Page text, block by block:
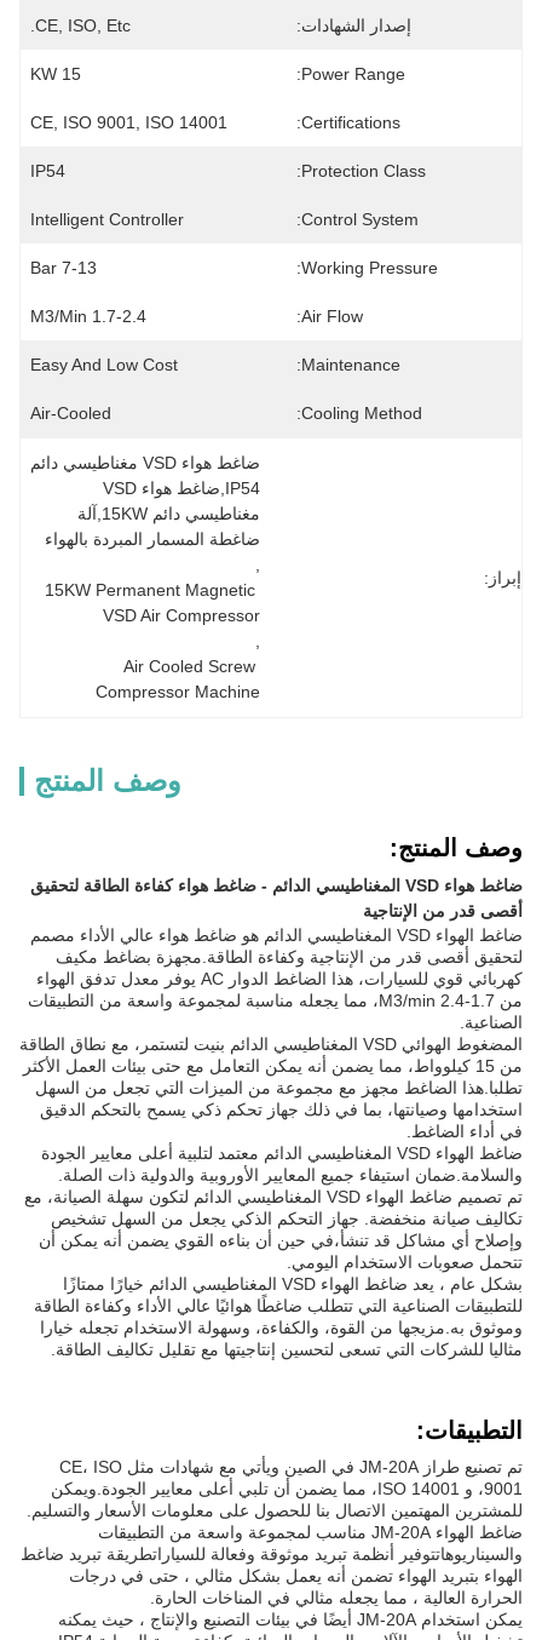
إصدار الشهادات: CE, ISO, Etc.
Power Range:
15 KW
Certifications:
CE, ISO 9001, ISO 14001
Protection Class:
IP54
Control System:
Intelligent Controller
Working Pressure:
7-13 Bar
Air Flow:
1.7-2.4 M3/min
Maintenance:
Easy And Low Cost
Cooling Method:
Air-Cooled
إبراز:
ضاغطة المسمار المبردة بالهواء
15KW Permanent Magnetic
VSD Air Compressor
Air Cooled Screw
Compressor Machine
وصف المنتج
وصف المنتج:
ضاغط هواء VSD المغناطيسي الدائم - ضاغط هواء كفاءة الطاقة لتحقيق
أقصى قدر من الإنتاجية
ضاغط الهواء VSD المغناطيسي الدائم هو ضاغط هواء عالي الأداء مصمم
لتحقيق أقصى قدر من الإنتاجية وكفاءة الطاقة.مجهزة بضاغط مكيف
كهربائي قوي للسيارات، هذا الضاغط الدوار AC يوفر معدل تدفق الهواء
من 1.7-2.4 M3/min، مما يجعله مناسبة لمجموعة واسعة من التطبيقات
الصناعية.
المضغوط الهوائي VSD المغناطيسي الدائم بنيت لتستمر، مع نطاق الطاقة
من 15 كيلوواط، مما يضمن أنه يمكن التعامل مع حتى بيئات العمل الأكثر
تطلبا.هذا الضاغط مجهز مع مجموعة من الميزات التي تجعل من السهل
استخدامها وصيانتها، بما في ذلك جهاز تحكم ذكي يسمح بالتحكم الدقيق
في أداء الضاغط.
ضاغط الهواء VSD المغناطيسي الدائم معتمد لتلبية أعلى معايير الجودة
والسلامة.ضمان استيفاء جميع المعايير الأوروبية والدولية ذات الصلة.
تم تصميم ضاغط الهواء VSD المغناطيسي الدائم لتكون سهلة الصيانة، مع
تكاليف صيانة منخفضة. جهاز التحكم الذكي يجعل من السهل تشخيص
وإصلاح أي مشاكل قد تنشأ،في حين أن بناءه القوي يضمن أنه يمكن أن
تتحمل صعوبات الاستخدام اليومي.
بشكل عام ، يعد ضاغط الهواء VSD المغناطيسي الدائم خيارًا ممتازًا
للتطبيقات الصناعية التي تتطلب ضاغطًا هوائيًا عالي الأداء وكفاءة الطاقة
وموثوق به.مزيجها من القوة، والكفاءة، وسهولة الاستخدام تجعله خيارا
مثاليا للشركات التي تسعى لتحسين إنتاجيتها مع تقليل تكاليف الطاقة.
التطبيقات:
تم تصنيع طراز JM-20A في الصين ويأتي مع شهادات مثل CE، ISO
9001، و ISO 14001، مما يضمن أن تلبي أعلى معايير الجودة.ويمكن
للمشترين المهتمين الاتصال بنا للحصول على معلومات الأسعار والتسليم.
ضاغط الهواء JM-20A مناسب لمجموعة واسعة من التطبيقات
والسيناريوهاتتوفير أنظمة تبريد موثوقة وفعالة للسياراتطريقة تبريد ضاغط
الهواء بتبريد الهواء تضمن أنه يعمل بشكل مثالي ، حتى في درجات
الحرارة العالية ، مما يجعله مثالي في المناخات الحارة.
يمكن استخدام JM-20A أيضًا في بيئات التصنيع والإنتاج ، حيث يمكنه